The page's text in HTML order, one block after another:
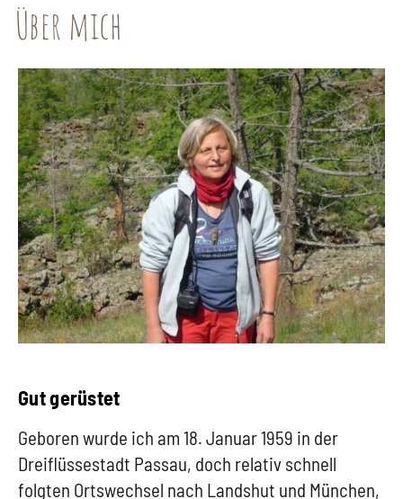
Über mich
Gut gerüstet
Geboren wurde ich am 18. Januar 1959 in der
Dreiflüssestadt Passau, doch relativ schnell
folgten Ortswechsel nach Landshut und München,